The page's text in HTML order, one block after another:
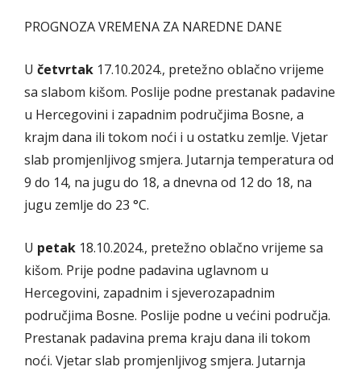
PROGNOZA VREMENA ZA NAREDNE DANE
U četvrtak 17.10.2024., pretežno oblačno vrijeme
sa slabom kišom. Poslije podne prestanak padavine
u Hercegovini i zapadnim područjima Bosne, a
krajm dana ili tokom noći i u ostatku zemlje. Vjetar
slab promjenljivog smjera. Jutarnja temperatura od
9 do 14, na jugu do 18, a dnevna od 12 do 18, na
jugu zemlje do 23 °C.
U petak 18.10.2024., pretežno oblačno vrijeme sa
kišom. Prije podne padavina uglavnom u
Hercegovini, zapadnim i sjeverozapadnim
područjima Bosne. Poslije podne u većini područja.
Prestanak padavina prema kraju dana ili tokom
noći. Vjetar slab promjenljivog smjera. Jutarnja